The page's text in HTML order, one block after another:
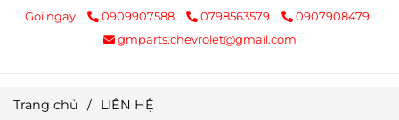
Gọi ngay 0909907588 0798563579
0907908479
gmparts.chevrolet@gmail.com
Trang chủ / LIÊN HỆ